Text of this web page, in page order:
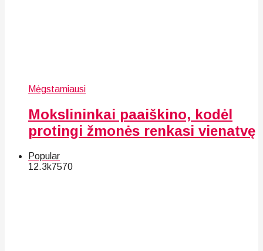
Mėgstamiausi
Mokslininkai paaiškino, kodėl
protingi žmonės renkasi vienatvę
Popular
12.3k7570